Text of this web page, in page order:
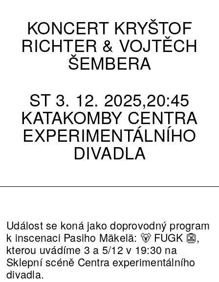
KONCERT KRYŠTOF
RICHTER & VOJTĚCH
ŠEMBERA
ST 3. 12. 2025,20:45
KATAKOMBY CENTRA
EXPERIMENTÁLNÍHO
DIVADLA
Událost se koná jako doprovodný program
k inscenaci Pasiho Mäkelä: 🐻 FUGK 👺,
kterou uvádíme 3 a 5/12 v 19:30 na
Sklepní scéně Centra experimentálního
divadla.